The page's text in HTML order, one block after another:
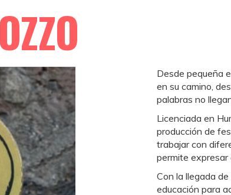
Desde pequeña
en su camino,
palabras no
Licenciada en
producción de
trabajar con
permite expresar
Con la llegada
educación para